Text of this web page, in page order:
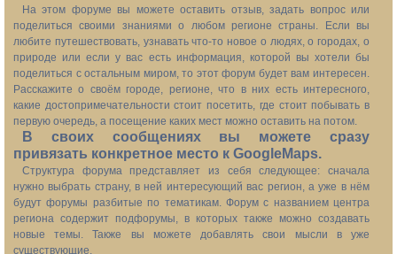
На этом форуме вы можете оставить отзыв, задать вопрос или
поделиться своими знаниями о любом регионе страны. Если вы
любите путешествовать, узнавать что-то новое о людях, о городах, о
природе или если у вас есть информация, которой вы хотели бы
поделиться с остальным миром, то этот форум будет вам интересен.
Расскажите о своём городе, регионе, что в них есть интересного,
какие достопримечательности стоит посетить, где стоит побывать в
первую очередь, а посещение каких мест можно оставить на потом.
В своих сообщениях вы можете сразу
привязать конкретное место к GoogleMaps.
Структура форума представляет из себя следующее: сначала
нужно выбрать страну, в ней интересующий вас регион, а уже в нём
будут форумы разбитые по тематикам. Форум с названием центра
региона содержит подфорумы, в которых также можно создавать
новые темы. Также вы можете добавлять свои мысли в уже
существующие.